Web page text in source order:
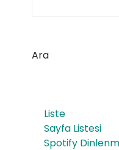
Ara
Liste
Sayfa Listesi
Spotify